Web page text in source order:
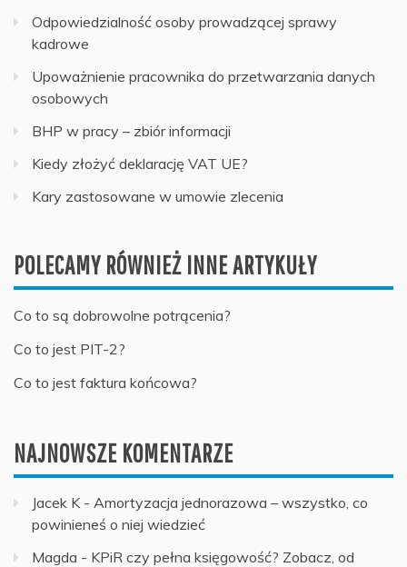
Odpowiedzialność osoby prowadzącej sprawy
kadrowe
Upoważnienie pracownika do przetwarzania danych
osobowych
BHP w pracy – zbiór informacji
Kiedy złożyć deklarację VAT UE?
Kary zastosowane w umowie zlecenia
POLECAMY RÓWNIEŻ INNE ARTYKUŁY
Co to są dobrowolne potrącenia?
Co to jest PIT-2?
Co to jest faktura końcowa?
NAJNOWSZE KOMENTARZE
Jacek K - Amortyzacja jednorazowa – wszystko, co
powinieneś o niej wiedzieć
Magda - KPiR czy pełna księgowość? Zobacz, od